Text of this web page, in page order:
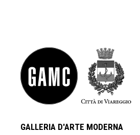
GALLERIA D'ARTE MODERNA